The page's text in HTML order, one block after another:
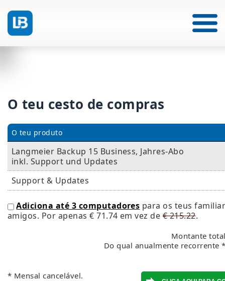
O teu cesto de compras
O teu produto
Langmeier Backup 15 Business, Jahres-Abo
inkl. Support und Updates
Support & Updates
Adiciona até 3 computadores para os teus
amigos. Por apenas€ 71.74 em vez de€ 215.22.
Montante
Do qual anualmente recorrente
* Mensal cancelável.